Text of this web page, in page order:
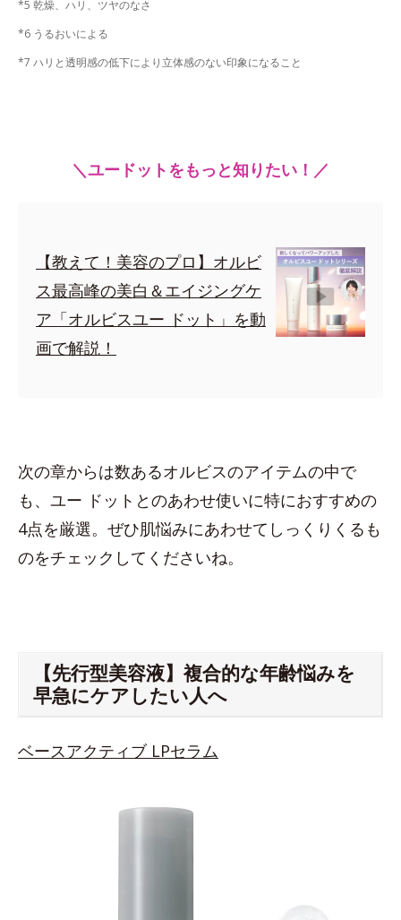
*5 乾燥、ハリ、ツヤのなさ
*6 うるおいによる
*7 ハリと透明感の低下により立体感のない印象になること
＼ユードットをもっと知りたい！／
【教えて！美容のプロ】オルビ
ス最高峰の美白＆エイジングケ
ア「オルビスユー ドット」を動
画で解説！
次の章からは数あるオルビスのアイテムの中で
も、ユー ドットとのあわせ使いに特におすすめの
4点を厳選。ぜひ肌悩みにあわせてしっくりくるも
のをチェックしてくださいね。
【先行型美容液】複合的な年齢悩みを
早急にケアしたい人へ
ベースアクティブ LPセラム